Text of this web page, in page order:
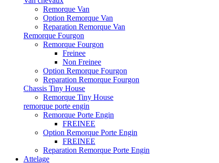
Remorque Van
Option Remorque Van
Reparation Remorque Van
Remorque Fourgon
Remorque Fourgon
Freinee
Non Freinee
Option Remorque Fourgon
Reparation Remorque Fourgon
Chassis Tiny House
Remorque Tiny House
remorque porte engin
Remorque Porte Engin
FREINEE
Option Remorque Porte Engin
FREINEE
Reparation Remorque Porte Engin
Attelage